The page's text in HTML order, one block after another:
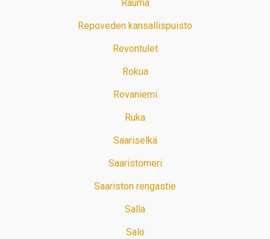
Rauma
Repoveden kansallispuisto
Revontulet
Rokua
Rovaniemi
Ruka
Saariselkä
Saaristomeri
Saariston rengastie
Salla
Salo